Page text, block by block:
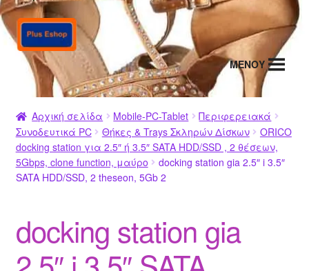
Απευθείας
μετάβαση
στην
πλοήγηση
Μετάβαση
σε
περιεχόμενο
MENΟΥ
Αρχική σελίδα Mobile-PC-Tablet
Περιφερειακά
Συνοδευτικά PC
Θήκες & Trays Σκληρών Δίσκων
ORICO
docking station για 2.5″ ή 3.5″ SATA HDD/SSD , 2 θέσεων,
5Gbps, clone function, μαύρο
docking station gia 2.5″ i 3.5″
SATA HDD/SSD, 2 theseon, 5Gb 2
docking station gia